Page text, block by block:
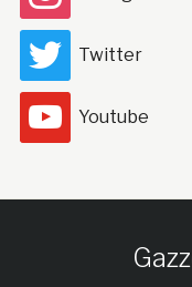
Twitter
Youtube